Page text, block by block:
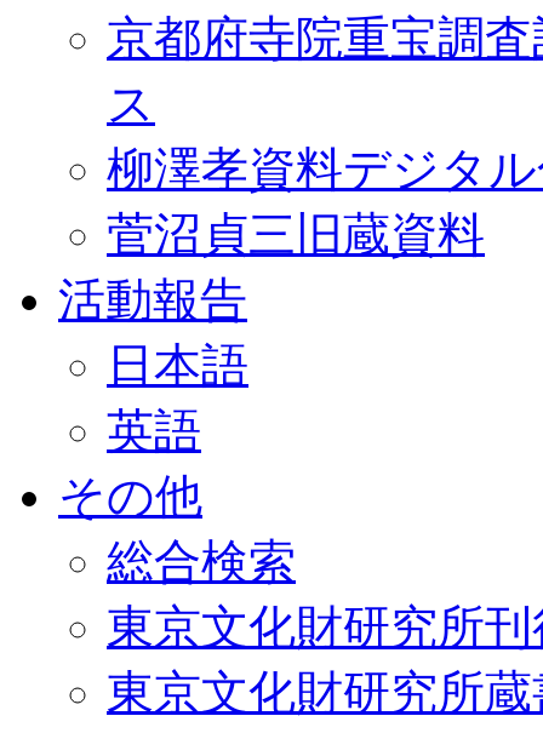
京都府寺院重宝調
ス
柳澤孝資料デジタ
菅沼貞三旧蔵資料
活動報告
日本語
英語
その他
総合検索
東京文化財研究所
東京文化財研究所